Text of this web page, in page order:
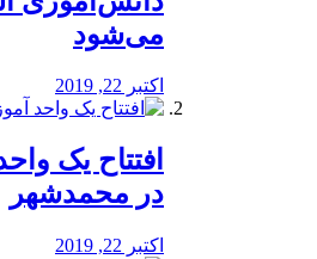
می‌شود
اکتبر 22, 2019
افتتاح یک
در محمدشهر
اکتبر 22, 2019